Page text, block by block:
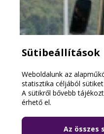
Sütibeállítások
Weboldalunk az
statisztika céljából
A sütikről bővebb
érhető el.
Az összes